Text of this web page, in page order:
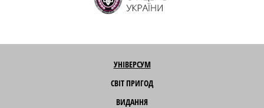
УНІВЕРСУМ
СВІТ ПРИГОД
ВИДАННЯ